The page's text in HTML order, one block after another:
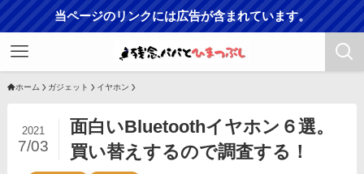
当ページのリンクには広告が含まれています。
ホーム ガジェット イヤホン
面白いBluetoothイヤホン６選。
買い替えするので調査する！
2021
7/03